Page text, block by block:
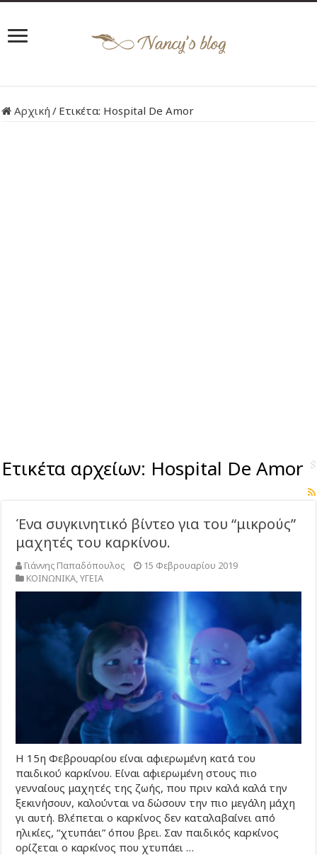
Αρχική / Ετικέτα: Hospital De Amor
Ετικέτα αρχείων: Hospital De Amor
Ένα συγκινητικό βίντεο για του “μικρούς”
μαχητές του καρκίνου.
Γιάννης Παπαδόπουλος
15 Φεβρουαρίου 2019
ΚΟΙΝΩΝΙΚΑ,ΥΓΕΙΑ
Η 15η Φεβρουαρίου είναι αφιερωμένη κατά του
παιδικού καρκίνου. Είναι αφιερωμένη στους πιο
γενναίους μαχητές της ζωής, που πριν καλά καλά την
ξεκινήσουν, καλούνται να δώσουν την πιο μεγάλη μάχη
γι αυτή. Βλέπεται ο καρκίνος δεν καταλαβαίνει από
ηλικίες, “χτυπάει” όπου βρει. Σαν παιδικός καρκίνος
ορίζεται ο καρκίνος που χτυπάει …